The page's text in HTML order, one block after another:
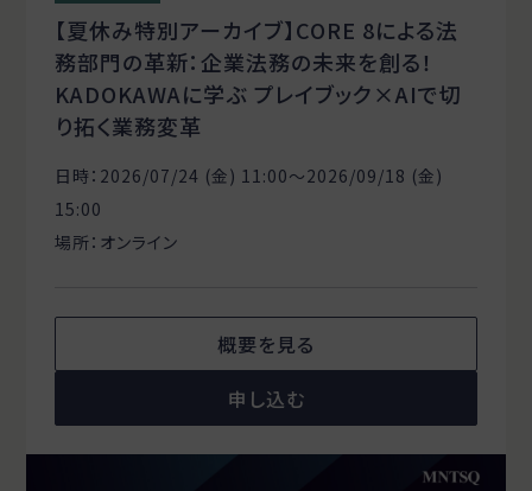
【夏休み特別アーカイブ】CORE 8による法
務部門の革新：企業法務の未来を創る！
KADOKAWAに学ぶ プレイブック×AIで切
り拓く業務変革
日時：2026/07/24 (金) 11:00〜2026/09/18 (金)
15:00
場所：オンライン
概要を見る
申し込む